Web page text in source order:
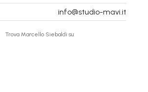
info@studio-mavi.it
Trova Marcello Siebaldi su: